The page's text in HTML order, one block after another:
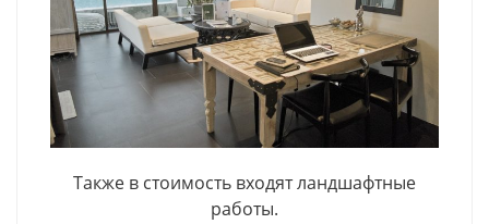
Также в стоимость входят ландшафтные
работы.